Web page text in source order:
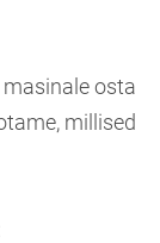
osta
millised